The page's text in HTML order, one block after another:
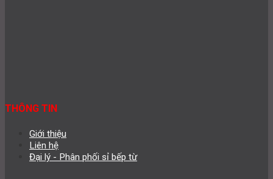
THÔNG TIN
Giới thiệu
Liên hệ
Đại lý - Phân phối sỉ bếp từ